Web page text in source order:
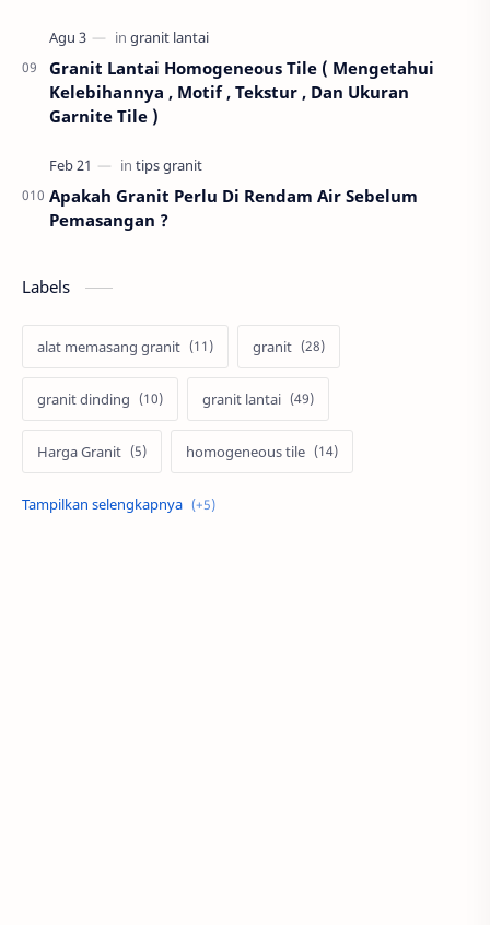
Granit Lantai Homogeneous Tile ( Mengetahui
Kelebihannya , Motif , Tekstur , Dan Ukuran
Garnite Tile )
Apakah Granit Perlu Di Rendam Air Sebelum
Pemasangan ?
Labels
alat memasang granit granit
granit dinding granit lantai
Harga Granit homogeneous tile
merek granit pasang granit